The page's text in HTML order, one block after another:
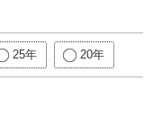
25年 20年